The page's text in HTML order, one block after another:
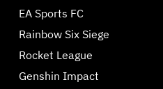
EA Sports FC
Rainbow Six Siege
Rocket League
Genshin Impact